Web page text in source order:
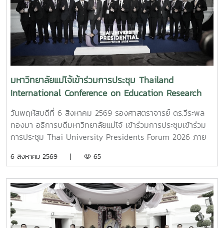
มหาวิทยาลัยแม่โจ้เข้าร่วมการประชุม Thailand
International Conference on Education Research
(ThaiCER) 2026
วันพฤหัสบดีที่ 6 สิงหาคม 2569 รองศาสตราจารย์ ดร.วีระพล
ทองมา อธิการบดีมหาวิทยาลัยแม่โจ้ เข้าร่วมการประชุมเข้าร่วม
การประชุม Thai University Presidents Forum 2026 ภาย
ได้รับเกียรติจาก ศาสตราจารย์ ดร.ยศชนัน วงศ์สวัสดิ์ รองนายก
วิทยาศาสตร์ วิจัยและนวัตกรรม เป็นประธานเปิดงาน ณ โรงแรม
เซ็นทารา แกรนด์ แอท เซ็นทรัลพลาซ่าลาดพร้าว กทม.สำหรับ
การประชุม Thai University Presidential Forum 2026 มี
นายดนุพร ปุณณกันต์ ผู้ช่วยรัฐมนตรีประจำกระทรวง อว.
6 สิงหาคม 2569 | 65